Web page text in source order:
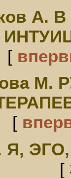
А.
[
М.
[
Я,
[